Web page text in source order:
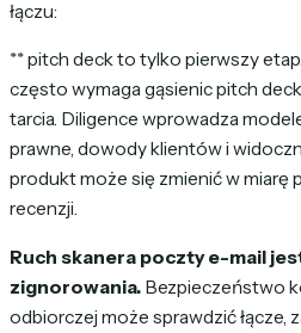
łączu:
** pitch deck to tylko pierwszy
często wymaga gąsienic pitch
tarcia. Diligence wprowadza
prawne, dowody klientów i
produkt może się zmienić w miarę
recenzji.
Ruch skanera poczty e-mail
zignorowania. Bezpieczeństwo
odbiorczej może sprawdzić łącze,